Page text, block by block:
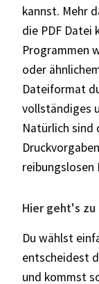
kannst. Mehr
die PDF Datei
Programmen
oder
Dateiformat
vollständiges
Natürlich sind
reibungslosen
Hier geht's zu
Du wählst
entscheidest
und kommst